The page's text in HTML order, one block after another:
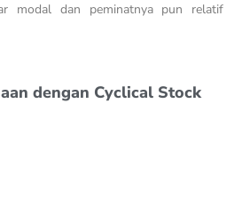
modal dan peminatnya pun relatif
dengan Cyclical Stock